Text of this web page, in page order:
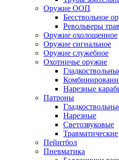
Оружие ООП
Бесствольное
Револьверы
Оружие охолощенное
Оружие сигнальное
Оружие служебное
Охотничье оружие
Нарезные
Патроны
Нарезные
Светозвуковые
Травматические
Пейнтбол
Пневматика